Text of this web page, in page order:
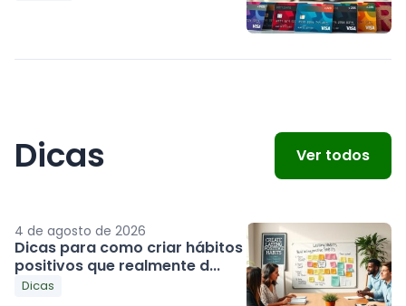
Dicas Ver todos
4 de agosto de 2026
Dicas para como criar hábitos
positivos que realmente d...
Dicas